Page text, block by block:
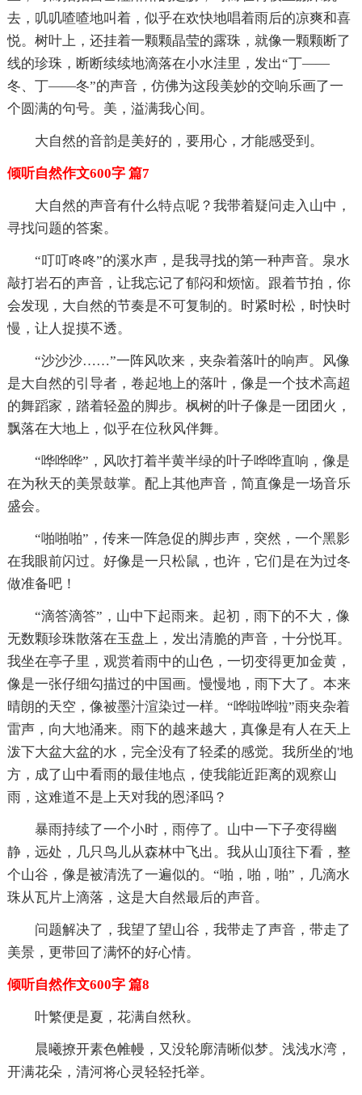
去，叽叽喳喳地叫着，似乎在欢快地唱着雨后的凉爽和喜
悦。树叶上，还挂着一颗颗晶莹的露珠，就像一颗颗断了
线的珍珠，断断续续地滴落在小水洼里，发出“丁——
冬、丁——冬”的声音，仿佛为这段美妙的交响乐画了一
个圆满的句号。美，溢满我心间。
大自然的音韵是美好的，要用心，才能感受到。
倾听自然作文600字 篇7
大自然的声音有什么特点呢？我带着疑问走入山中，
寻找问题的答案。
“叮叮咚咚”的溪水声，是我寻找的第一种声音。泉水
敲打岩石的声音，让我忘记了郁闷和烦恼。跟着节拍，你
会发现，大自然的节奏是不可复制的。时紧时松，时快时
慢，让人捉摸不透。
“沙沙沙……”一阵风吹来，夹杂着落叶的响声。风像
是大自然的引导者，卷起地上的落叶，像是一个技术高超
的舞蹈家，踏着轻盈的脚步。枫树的叶子像是一团团火，
飘落在大地上，似乎在位秋风伴舞。
“哗哗哗”，风吹打着半黄半绿的叶子哗哗直响，像是
在为秋天的美景鼓掌。配上其他声音，简直像是一场音乐
盛会。
“啪啪啪”，传来一阵急促的脚步声，突然，一个黑影
在我眼前闪过。好像是一只松鼠，也许，它们是在为过冬
做准备吧！
“滴答滴答”，山中下起雨来。起初，雨下的不大，像
无数颗珍珠散落在玉盘上，发出清脆的声音，十分悦耳。
我坐在亭子里，观赏着雨中的山色，一切变得更加金黄，
像是一张仔细勾描过的中国画。慢慢地，雨下大了。本来
晴朗的天空，像被墨汁渲染过一样。“哗啦哗啦”雨夹杂着
雷声，向大地涌来。雨下的越来越大，真像是有人在天上
泼下大盆大盆的水，完全没有了轻柔的感觉。我所坐的'地
方，成了山中看雨的最佳地点，使我能近距离的观察山
雨，这难道不是上天对我的恩泽吗？
暴雨持续了一个小时，雨停了。山中一下子变得幽
静，远处，几只鸟儿从森林中飞出。我从山顶往下看，整
个山谷，像是被清洗了一遍似的。“啪，啪，啪”，几滴水
珠从瓦片上滴落，这是大自然最后的声音。
问题解决了，我望了望山谷，我带走了声音，带走了
美景，更带回了满怀的好心情。
倾听自然作文600字 篇8
叶繁便是夏，花满自然秋。
晨曦撩开素色帷幔，又没轮廓清晰似梦。浅浅水湾，
开满花朵，清河将心灵轻轻托举。